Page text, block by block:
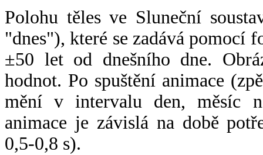
Polohu těles ve Sluneční
"dnes"), které se zadává pomocí
±50 let od dnešního dne.
hodnot. Po spuštění animace
mění v intervalu den, měsíc
animace je závislá na době
0,5-0,8 s).